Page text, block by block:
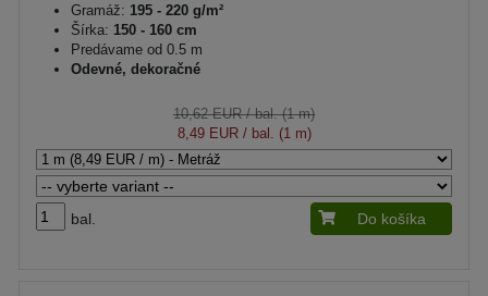
Gramáž: 195 - 220 g/m²
Šírka: 150 - 160 cm
Predávame od 0.5 m
Odevné, dekoračné
10,62 EUR/ bal. (1 m)
8,49 EUR/ bal. (1 m)
bal. Do košíka